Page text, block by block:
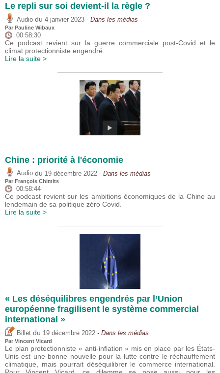
Le repli sur soi devient-il la règle ?
Audio du 4 janvier 2023 - Dans les médias
Par Pauline Wibaux
00:58:30
Ce podcast revient sur la guerre commerciale post-Covid et le
climat protectionniste engendré.
Lire la suite >
Chine : priorité à l'économie
Audio du 19 décembre 2022 - Dans les médias
Par François Chimits
00:58:44
Ce podcast revient sur les ambitions économiques de la Chine au
lendemain de sa politique zéro Covid.
Lire la suite >
« Les déséquilibres engendrés par l’Union
européenne fragilisent le système commercial
international »
Billet du 19 décembre 2022 - Dans les médias
Par Vincent Vicard
Le plan protectionniste « anti-inflation » mis en place par les États-
Unis est une bonne nouvelle pour la lutte contre le réchauffement
climatique, mais pourrait déséquilibrer le commerce international.